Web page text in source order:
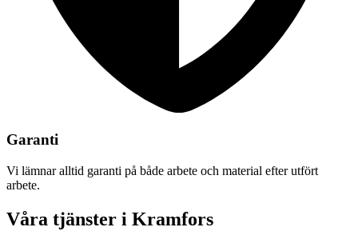
Garanti
Vi lämnar alltid garanti på både arbete och material efter utfört
arbete.
Våra tjänster i Kramfors